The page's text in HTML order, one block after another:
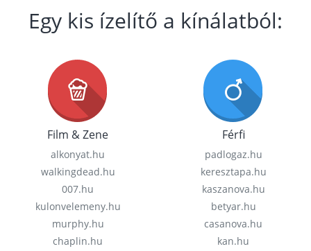
Egy kis ízelítő a kínálatból:
Film & Zene
alkonyat.hu
walkingdead.hu
007.hu
kulonvelemeny.hu
murphy.hu
chaplin.hu
Férfi
padlogaz.hu
keresztapa.hu
kaszanova.hu
betyar.hu
casanova.hu
kan.hu